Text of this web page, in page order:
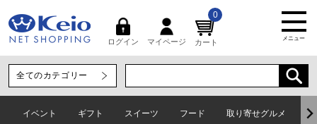
ログイン マイページ カート
0
メニュー
イベント ギフト スイーツ フード 取り寄せグルメ